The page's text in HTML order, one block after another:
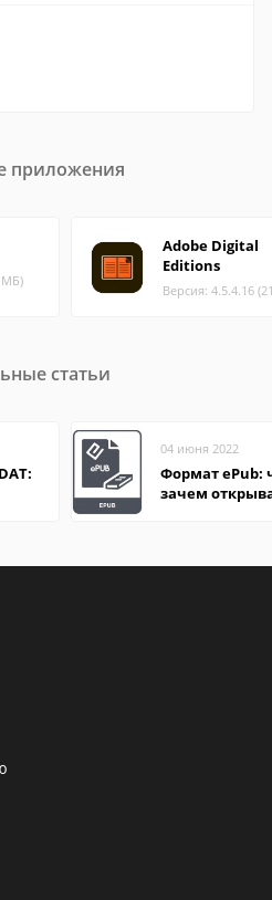
приложения
МБ)
Adobe Digital
Editions
Версия: 4.5.4.16
статьи
04 июня 2022
Формат ePub:
зачем